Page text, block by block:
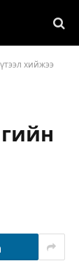
хийжээ